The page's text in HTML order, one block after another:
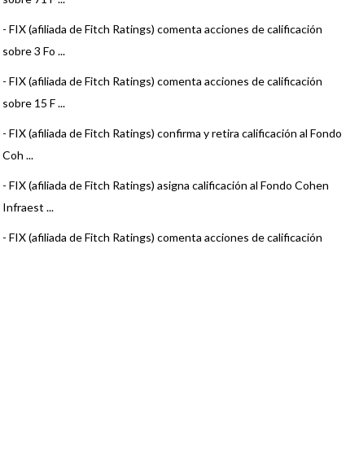
- FIX (afiliada de Fitch Ratings) comenta acciones de calificación
sobre 3 Fo ...
- FIX (afiliada de Fitch Ratings) comenta acciones de calificación
sobre 15 F ...
- FIX (afiliada de Fitch Ratings) confirma y retira calificación al Fondo
Coh ...
- FIX (afiliada de Fitch Ratings) asigna calificación al Fondo Cohen
Infraest ...
- FIX (afiliada de Fitch Ratings) comenta acciones de calificación